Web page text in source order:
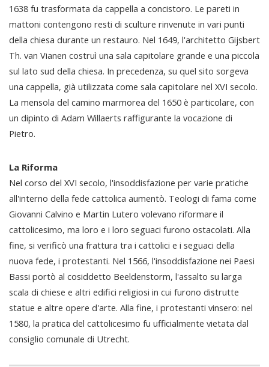
1638 fu trasformata da cappella a concistoro. Le pareti in
mattoni contengono resti di sculture rinvenute in vari punti
della chiesa durante un restauro. Nel 1649, l'architetto Gijsbert
Th. van Vianen costruì una sala capitolare grande e una piccola
sul lato sud della chiesa. In precedenza, su quel sito sorgeva
una cappella, già utilizzata come sala capitolare nel XVI secolo.
La mensola del camino marmorea del 1650 è particolare, con
un dipinto di Adam Willaerts raffigurante la vocazione di
Pietro.
La Riforma
Nel corso del XVI secolo, l'insoddisfazione per varie pratiche
all'interno della fede cattolica aumentò. Teologi di fama come
Giovanni Calvino e Martin Lutero volevano riformare il
cattolicesimo, ma loro e i loro seguaci furono ostacolati. Alla
fine, si verificò una frattura tra i cattolici e i seguaci della
nuova fede, i protestanti. Nel 1566, l'insoddisfazione nei Paesi
Bassi portò al cosiddetto Beeldenstorm, l'assalto su larga
scala di chiese e altri edifici religiosi in cui furono distrutte
statue e altre opere d'arte. Alla fine, i protestanti vinsero: nel
1580, la pratica del cattolicesimo fu ufficialmente vietata dal
consiglio comunale di Utrecht.